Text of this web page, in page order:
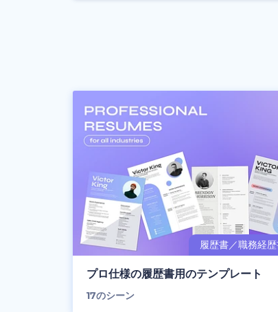
プロ仕様の履歴書用のテンプレート
17のシーン